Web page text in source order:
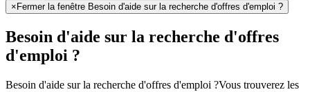
× Fermer la fenêtre Besoin d'aide sur la recherche d'offres d'emploi ?
Besoin d'aide sur la recherche d'offres
d'emploi ?
Besoin d'aide sur la recherche d'offres d'emploi ?Vous trouverez les